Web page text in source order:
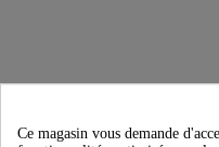
Ce magasin vous demande